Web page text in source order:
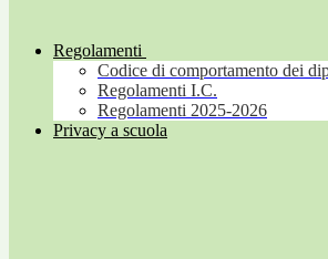
Regolamenti
Codice di comportamento dei
Regolamenti I.C.
Regolamenti 2025-2026
Privacy a scuola